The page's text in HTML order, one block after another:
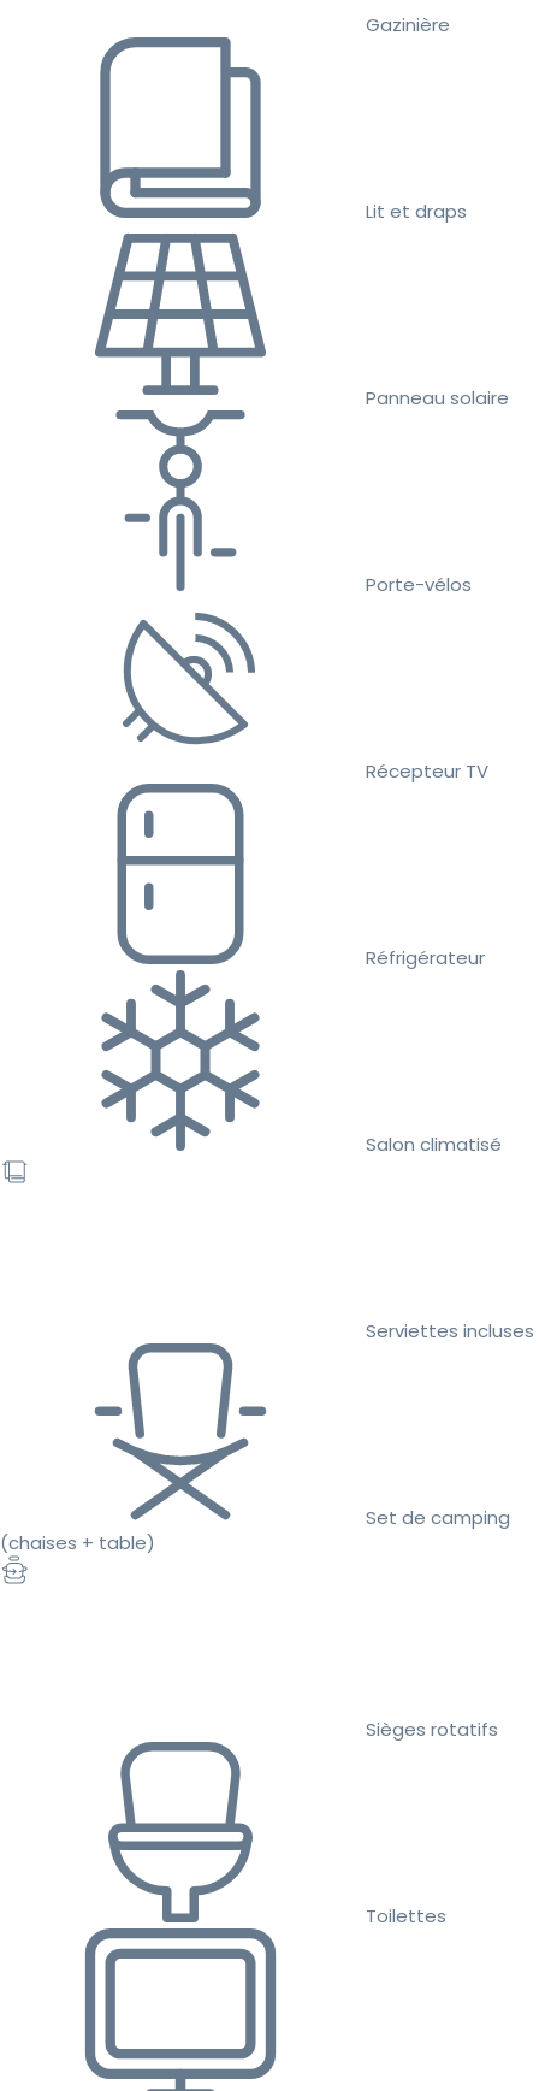
Gazinière
Lit et draps
Panneau solaire
Porte-vélos
Récepteur TV
Réfrigérateur
Salon climatisé
Serviettes incluses
Set de camping
(chaises + table)
Sièges rotatifs
Toilettes